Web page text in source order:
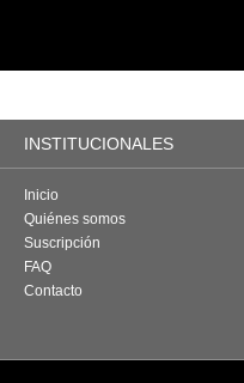
INSTITUCIONALES
Inicio
Quiénes somos
Suscripción
FAQ
Contacto